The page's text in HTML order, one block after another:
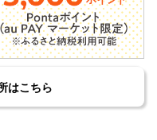
はこちら